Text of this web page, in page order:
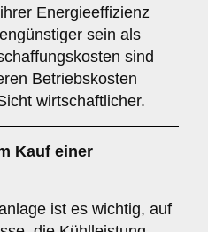
Energieeffizienz
sein als
sind
Betriebskosten
wirtschaftlicher.
Kauf einer
ist es wichtig, auf